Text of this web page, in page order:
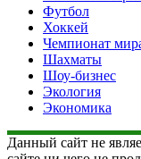
Футбол
Хоккей
Чемпионат
Шахматы
Шоу-бизнес
Экология
Экономика
Данный сайт не